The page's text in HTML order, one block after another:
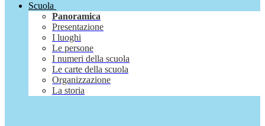
Scuola
Panoramica
Presentazione
I luoghi
Le persone
I numeri della scuola
Le carte della scuola
Organizzazione
La storia